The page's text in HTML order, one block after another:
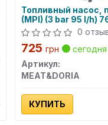
Топливный насос,
(MPI) (3 bar 95 l/h)
MEAT&DORIA0
725 грн
сегодня
Артикул:
MEAT&DORIA
КУПИТЬ